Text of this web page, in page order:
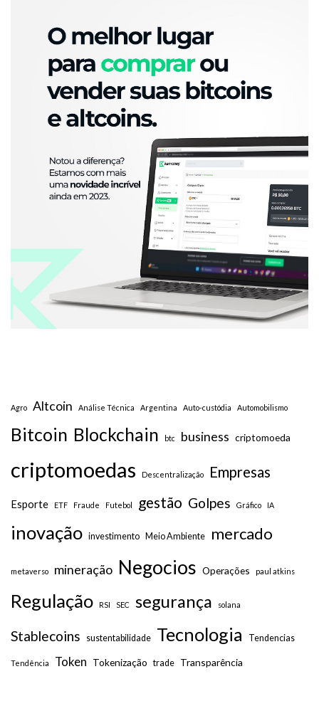
Agro Altcoin Análise Técnica Argentina Auto-custódia Automobilismo
Bitcoin Blockchain btc business criptomoeda
criptomoedas Descentralização Empresas
Esporte ETF Fraude Futebol gestão Golpes Gráfico IA
inovação investimento Meio Ambiente mercado
metaverso mineração Negocios Operações paul atkins
Regulação RSI SEC segurança solana
Stablecoins sustentabilidade Tecnologia Tendencias
Tendência Token Tokenização trade Transparência